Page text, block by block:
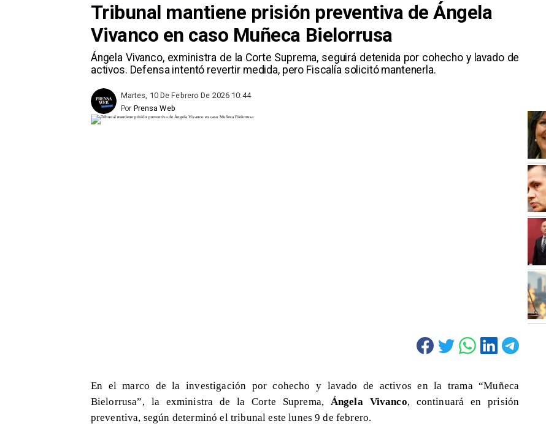
Tribunal mantiene prisión preventiva de Ángela
Vivanco en caso Muñeca Bielorrusa
Ángela Vivanco, exministra de la Corte Suprema, seguirá detenida por cohecho y lavado de
activos. Defensa intentó revertir medida, pero Fiscalía solicitó mantenerla.
Martes, 10 De Febrero De 2026 10:44
Prensa Web
Por
En el marco de la investigación por cohecho y lavado de activos en la trama “Muñeca
Bielorrusa”, la exministra de la Corte Suprema, Ángela Vivanco, continuará en prisión
preventiva, según determinó el tribunal este lunes 9 de febrero.